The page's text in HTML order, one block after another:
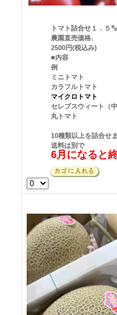
トマト詰合せ１．５
農園直売価格↓
2500円(税込み)
■内容
例
ミニトマト
カラフルトマト
マイクロトマト
セレブスウィート（
丸トマト
10種類以上を詰合せ
送料は別で
6月になると